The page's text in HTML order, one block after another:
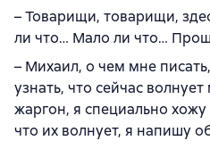
– Товарищи, товарищи,
ли что… Мало ли что…
– Михаил, о чем мне
узнать, что сейчас
жаргон, я специально
что их волнует, я напишу